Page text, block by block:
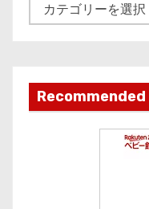
事
ゴ
リ
Recommended